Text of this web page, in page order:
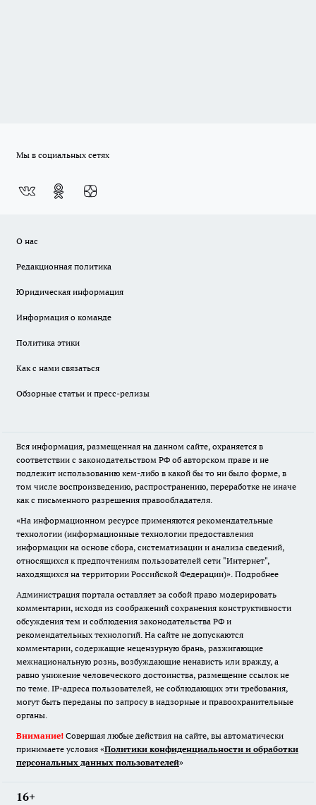
Мы в социальных сетях
О нас
Редакционная политика
Юридическая информация
Информация о команде
Политика этики
Как с нами связаться
Обзорные статьи и пресс-релизы
Вся информация, размещенная на данном сайте, охраняется в
соответствии с законодательством РФ об авторском праве и не
подлежит использованию кем-либо в какой бы то ни было форме, в
том числе воспроизведению, распространению, переработке не иначе
как с письменного разрешения правообладателя.
«На информационном ресурсе применяются рекомендательные
технологии (информационные технологии предоставления
информации на основе сбора, систематизации и анализа сведений,
относящихся к предпочтениям пользователей сети "Интернет",
находящихся на территории Российской Федерации)». Подробнее
Администрация портала оставляет за собой право модерировать
комментарии, исходя из соображений сохранения конструктивности
обсуждения тем и соблюдения законодательства РФ и
рекомендательных технологий. На сайте не допускаются
комментарии, содержащие нецензурную брань, разжигающие
межнациональную рознь, возбуждающие ненависть или вражду, а
равно унижение человеческого достоинства, размещение ссылок не
по теме. IP-адреса пользователей, не соблюдающих эти требования,
могут быть переданы по запросу в надзорные и правоохранительные
органы.
Внимание! Совершая любые действия на сайте, вы автоматически
принимаете условия «Политики конфиденциальности и обработки
персональных данных пользователей»
16+